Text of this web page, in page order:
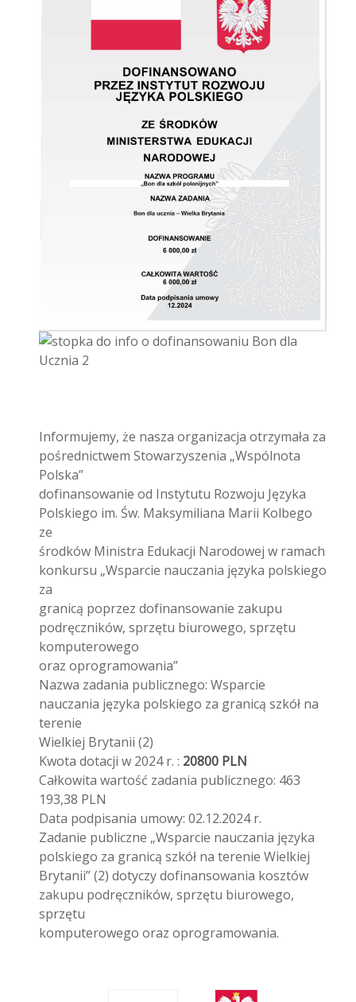
Informujemy, że nasza organizacja otrzymała za
pośrednictwem Stowarzyszenia „Wspólnota
Polska”
dofinansowanie od Instytutu Rozwoju Języka
Polskiego im. Św. Maksymiliana Marii Kolbego
ze
środków Ministra Edukacji Narodowej w ramach
konkursu „Wsparcie nauczania języka polskiego
za
granicą poprzez dofinansowanie zakupu
podręczników, sprzętu biurowego, sprzętu
komputerowego
oraz oprogramowania”
Nazwa zadania publicznego: Wsparcie
nauczania języka polskiego za granicą szkół na
terenie
Wielkiej Brytanii (2)
Kwota dotacji w 2024 r. : 20800 PLN
Całkowita wartość zadania publicznego: 463
193,38 PLN
Data podpisania umowy: 02.12.2024 r.
Zadanie publiczne „Wsparcie nauczania języka
polskiego za granicą szkół na terenie Wielkiej
Brytanii” (2) dotyczy dofinansowania kosztów
zakupu podręczników, sprzętu biurowego,
sprzętu
komputerowego oraz oprogramowania.